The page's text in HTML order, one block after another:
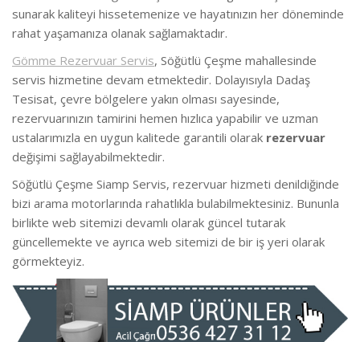
sunarak kaliteyi hissetemenize ve hayatınızın her döneminde
rahat yaşamanıza olanak sağlamaktadır.
Gömme Rezervuar Servis, Söğütlü Çeşme mahallesinde
servis hizmetine devam etmektedir. Dolayısıyla Dadaş
Tesisat, çevre bölgelere yakın olması sayesinde,
rezervuarınızın tamirini hemen hızlıca yapabilir ve uzman
ustalarımızla en uygun kalitede garantili olarak rezervuar
değişimi sağlayabilmektedir.
Söğütlü Çeşme Siamp Servis, rezervuar hizmeti denildiğinde
bizi arama motorlarında rahatlıkla bulabilmektesiniz. Bununla
birlikte web sitemizi devamlı olarak güncel tutarak
güncellemekte ve ayrıca web sitemizi de bir iş yeri olarak
görmekteyiz.